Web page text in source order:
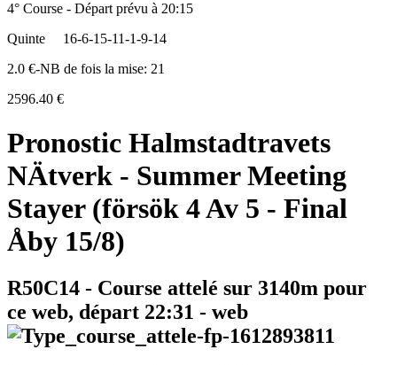
4° Course - Départ prévu à 20:15
Quinte
16-6-15-11-1-9-14
2.0 €-NB de fois la mise: 21
2596.40 €
Pronostic Halmstadtravets
NÄtverk - Summer Meeting
Stayer (försök 4 Av 5 - Final
Åby 15/8)
R50C14 - Course attelé sur 3140m pour
ce web, départ 22:31 - web